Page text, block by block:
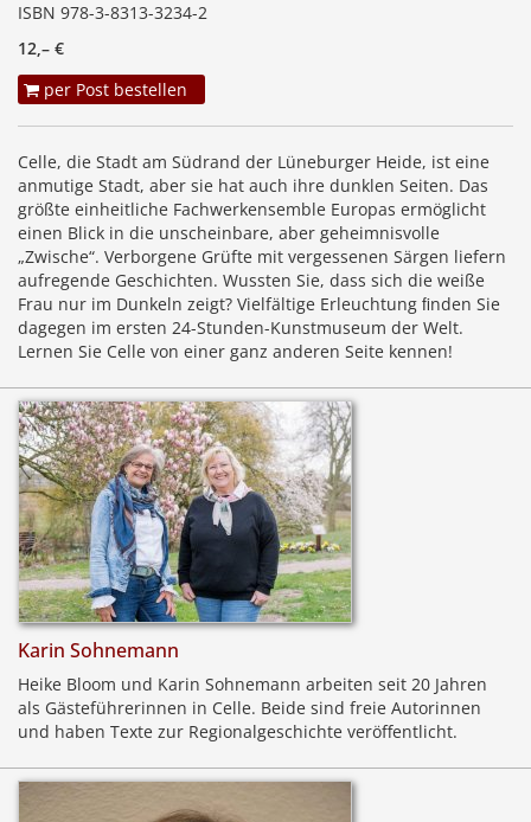
ISBN 978-3-8313-3234-2
12,– €
per Post bestellen
Celle, die Stadt am Südrand der Lüneburger Heide, ist eine
anmutige Stadt, aber sie hat auch ihre dunklen Seiten. Das
größte einheitliche Fachwerkensemble Europas ermöglicht
einen Blick in die unscheinbare, aber geheimnisvolle
„Zwische“. Verborgene Grüfte mit vergessenen Särgen liefern
aufregende Geschichten. Wussten Sie, dass sich die weiße
Frau nur im Dunkeln zeigt? Vielfältige Erleuchtung ﬁnden Sie
dagegen im ersten 24-Stunden-Kunstmuseum der Welt.
Lernen Sie Celle von einer ganz anderen Seite kennen!
Karin Sohnemann
Heike Bloom und Karin Sohnemann arbeiten seit 20 Jahren
als Gästeführerinnen in Celle. Beide sind freie Autorinnen
und haben Texte zur Regionalgeschichte veröffentlicht.